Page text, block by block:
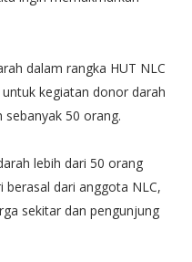
dalam rangka HUT NLC
kegiatan donor darah
50 orang.
lebih dari 50 orang
berasal dari anggota NLC,
sekitar dan pengunjung